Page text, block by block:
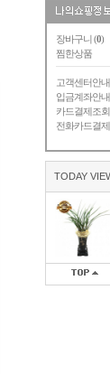
장바구니 (0)
찜한상품
고객센터안내
입금계좌안내
카드결제조회
전화카드결제
TODAY